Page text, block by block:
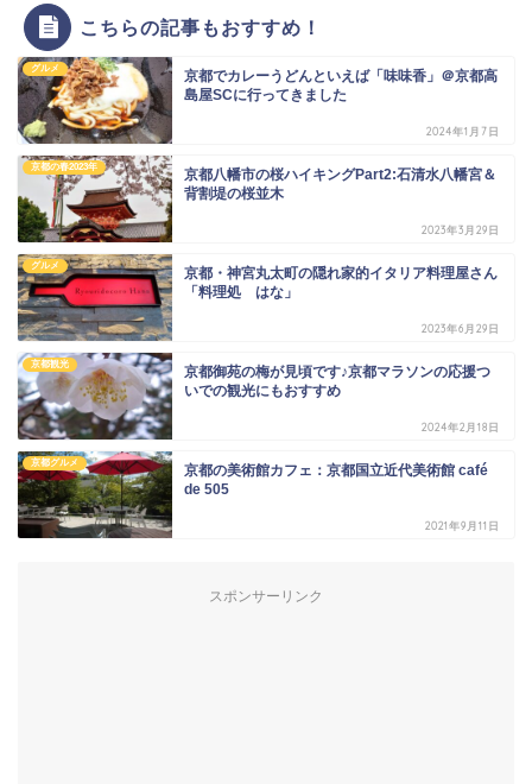
こちらの記事もおすすめ！
グルメ
京都でカレーうどんといえば「味味香」＠京都高
島屋SCに行ってきました
2024年1月7日
京都の春2023年
京都八幡市の桜ハイキングPart2:石清水八幡宮＆
背割堤の桜並木
2023年3月29日
グルメ
京都・神宮丸太町の隠れ家的イタリア料理屋さん
「料理処 はな」
2023年6月29日
京都観光
京都御苑の梅が見頃です♪京都マラソンの応援つ
いでの観光にもおすすめ
2024年2月18日
京都グルメ
京都の美術館カフェ：京都国立近代美術館 café
de 505
2021年9月11日
スポンサーリンク